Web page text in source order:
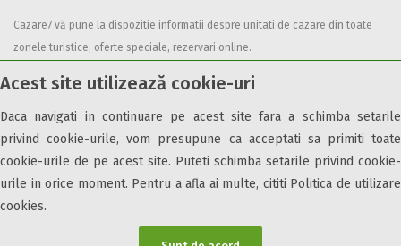
Acest site utilizează cookie-uri
Daca navigati in continuare pe acest site fara a schimba setarile
privind cookie-urile, vom presupune ca acceptati sa primiti toate
cookie-urile de pe acest site. Puteti schimba setarile privind cookie-
urile in orice moment. Pentru a afla ai multe, cititi Politica de utilizare
cookies.
Cazare7 vă pune la dispozitie informatii despre unitati de cazare din toate
zonele turistice, oferte speciale, rezervari online.
condițiile de utilizare.
Informații utile Parteneri Cazare7